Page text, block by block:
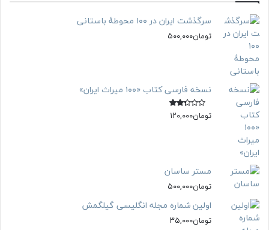
سرگذشت ایران در ۱۰۰ محوطه‌ٔ باستانی
تومان۵۰۰,۰۰۰
نسخه فارسی کتاب «۱۰۰ میراث ایران»
نمره
تومان۱۲۰,۰۰۰
مستر ساسان
تومان۵۰۰,۰۰۰
اولین شماره مجله انگلیسی گیلگمش
تومان۳۵,۰۰۰